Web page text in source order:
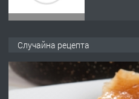
Случайна рецепта